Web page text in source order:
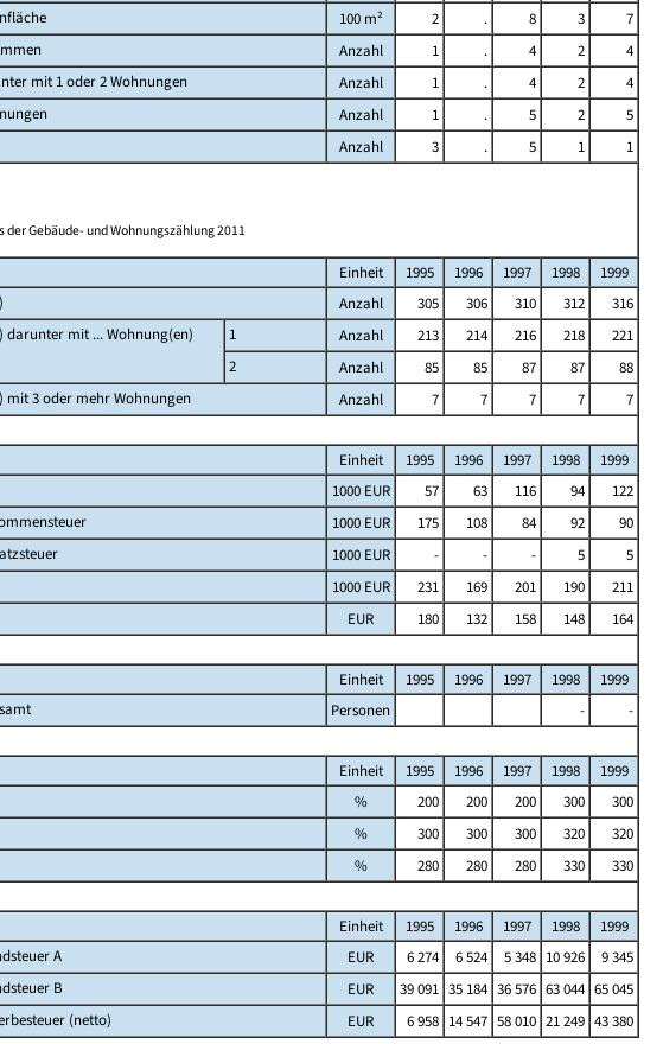
100 m² 2 . 8 3
7
Anzahl 1 . 4 2
4
mit 1 oder 2 Wohnungen
Anzahl 1 . 4 2
4
Anzahl 1 . 5 2
5
Anzahl 3 . 5 1
1
Gebäude- und Wohnungszählung 2011
Einheit 1995 1996 1997 1998
1999
Anzahl 305 306 310 312
316
darunter mit ... Wohnung(en)
1 Anzahl 213 214 216 218
221
2
Anzahl 85 85 87 87
88
mit 3 oder mehr Wohnungen
Anzahl 7 7 7 7
7
Einheit 1995 1996 1997 1998
1999
1000 EUR 57 63 116 94
122
1000 EUR 175 108 84 92
90
1000 EUR - - - 5
5
1000 EUR 231 169 201 190
211
EUR 180 132 158 148
164
Einheit 1995 1996 1997 1998
1999
Personen -
-
Einheit 1995 1996 1997 1998
1999
% 200 200 200 300
300
% 300 300 300 320
320
% 280 280 280 330
330
Einheit 1995 1996 1997 1998
1999
A EUR 6 274 6 524 5 348 10 926
9 345
B
EUR 39 091 35 184 36 576 63 044 65 045
(netto)
EUR 6 958 14 547 58 010 21 249 43 380